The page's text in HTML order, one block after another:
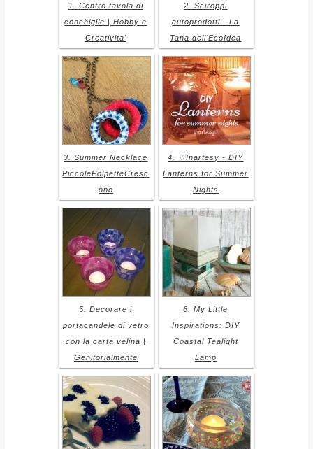
1. Centro tavola di
conchiglie | Hobby e
Creativita'
2. Sciroppi
autoprodotti - La
Tana dell'EcoIdea
3. Summer Necklace
PiccolePolpetteCresc
ono
4. ♡Inartesy - DIY
Lanterns for Summer
Nights
5. Decorare i
portacandele di vetro
con la carta velina |
Genitorialmente
6. My Little
Inspirations: DIY
Coastal Tealight
Lamp